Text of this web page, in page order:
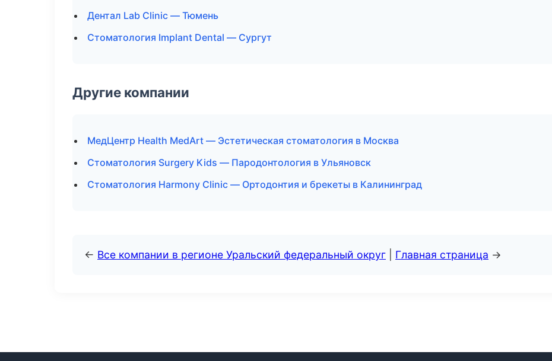
Дентал Lab Clinic — Тюмень
Стоматология Implant Dental — Сургут
Другие компании
МедЦентр Health MedArt — Эстетическая стоматология в Москва
Стоматология Surgery Kids — Пародонтология в Ульяновск
Стоматология Harmony Clinic — Ортодонтия и брекеты в Калининград
← Все компании в регионе Уральский федеральный округ Главная страница →